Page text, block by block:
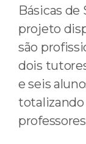
Básicas de
projeto
são
dois
e seis